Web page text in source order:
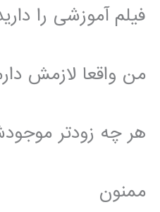
فیلم آموزشی را
من واقعا لازمش
هر چه زودتر
ممنون